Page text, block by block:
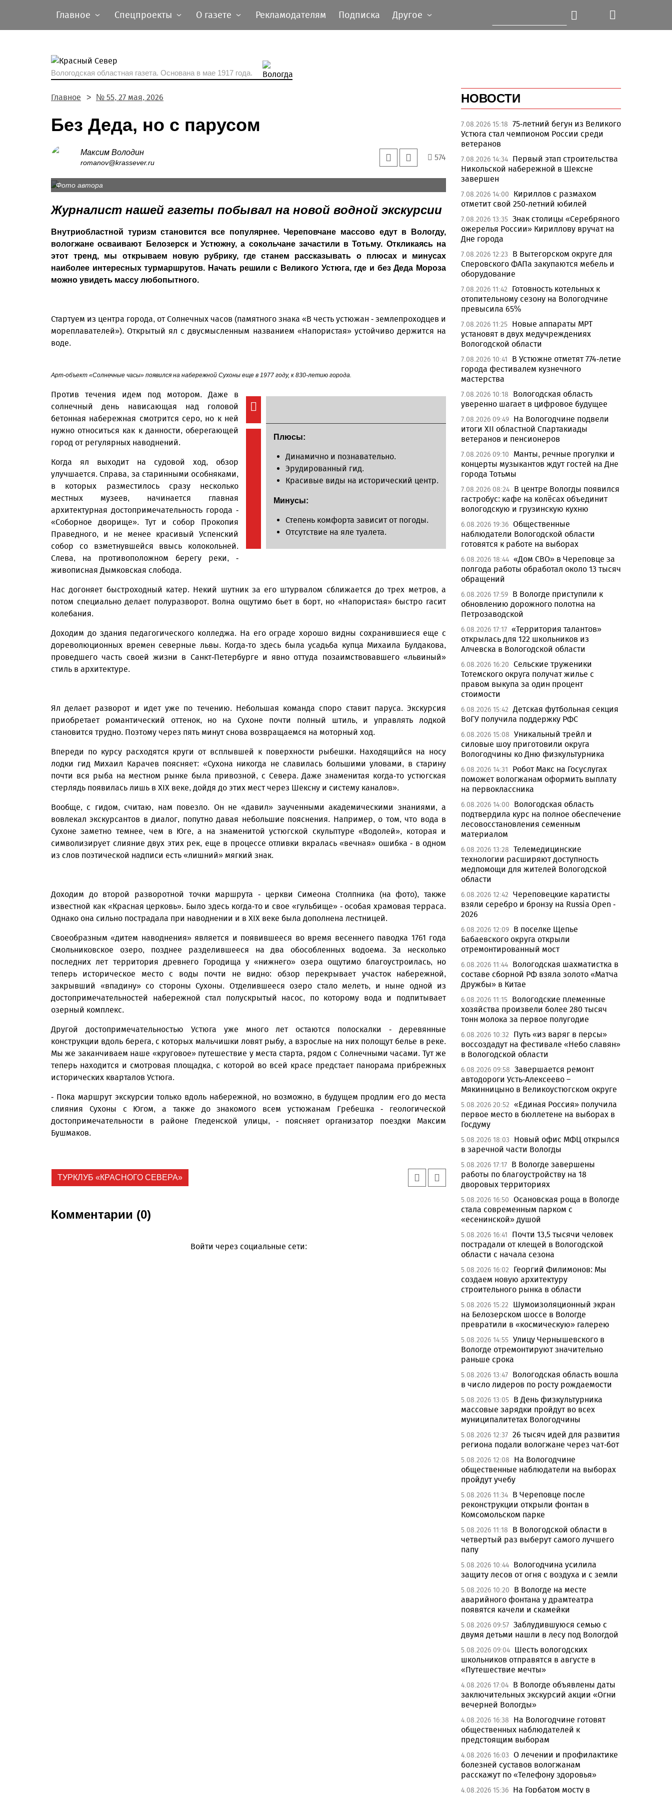
Главное Спецпроекты О газете Рекламодателям Подписка Другое
Вологодская областная газета. Основана в мае 1917 года.
Главное № 55, 27 мая, 2026
Без Деда, но с парусом
Максим Володин
romanov@krassever.ru
574
Фото автора
Журналист нашей газеты побывал на новой водной экскурсии
Внутриобластной туризм становится все популярнее. Череповчане массово едут в Вологду,
вологжане осваивают Белозерск и Устюжну, а сокольчане зачастили в Тотьму. Откликаясь на
этот тренд, мы открываем новую рубрику, где станем рассказывать о плюсах и минусах
наиболее интересных турмаршрутов. Начать решили с Великого Устюга, где и без Деда Мороза
можно увидеть массу любопытного.
Стартуем из центра города, от Солнечных часов (памятного знака «В честь устюжан - землепроходцев и
мореплавателей»). Открытый ял с двусмысленным названием «Напористая» устойчиво держится на
воде.
Арт-объект «Солнечные часы» появился на набережной Сухоны еще в 1977 году, к 830-летию города.
Плюсы:
Динамично и познавательно.
Эрудированный гид.
Красивые виды на исторический центр.
Минусы:
Степень комфорта зависит от погоды.
Отсутствие на яле туалета.
Против течения идем под мотором. Даже в
солнечный день нависающая над головой
бетонная набережная смотрится серо, но к ней
нужно относиться как к данности, оберегающей
город от регулярных наводнений.
Когда ял выходит на судовой ход, обзор
улучшается. Справа, за старинными особняками,
в которых разместилось сразу несколько
местных музеев, начинается главная
архитектурная достопримечательность города -
«Соборное дворище». Тут и собор Прокопия
Праведного, и не менее красивый Успенский
собор со взметнувшейся ввысь колокольней.
Слева, на противоположном берегу реки, -
живописная Дымковская слобода.
Нас догоняет быстроходный катер. Некий шутник за его штурвалом сближается до трех метров, а
потом специально делает полуразворот. Волна ощутимо бьет в борт, но «Напористая» быстро гасит
колебания.
Доходим до здания педагогического колледжа. На его ограде хорошо видны сохранившиеся еще с
дореволюционных времен северные львы. Когда-то здесь была усадьба купца Михаила Булдакова,
проведшего часть своей жизни в Санкт-Петербурге и явно оттуда позаимствовавшего «львиный»
стиль в архитектуре.
Ял делает разворот и идет уже по течению. Небольшая команда споро ставит паруса. Экскурсия
приобретает романтический оттенок, но на Сухоне почти полный штиль, и управлять лодкой
становится трудно. Поэтому через пять минут снова возвращаемся на моторный ход.
Впереди по курсу расходятся круги от всплывшей к поверхности рыбешки. Находящийся на носу
лодки гид Михаил Карачев поясняет: «Сухона никогда не славилась большими уловами, в старину
почти вся рыба на местном рынке была привозной, с Севера. Даже знаменитая когда-то устюгская
стерлядь появилась лишь в XIX веке, дойдя до этих мест через Шексну и систему каналов».
Вообще, с гидом, считаю, нам повезло. Он не «давил» заученными академическими знаниями, а
вовлекал экскурсантов в диалог, попутно давая небольшие пояснения. Например, о том, что вода в
Сухоне заметно темнее, чем в Юге, а на знаменитой устюгской скульптуре «Водолей», которая и
символизирует слияние двух этих рек, еще в процессе отливки вкралась «вечная» ошибка - в одном
из слов поэтической надписи есть «лишний» мягкий знак.
Доходим до второй разворотной точки маршрута - церкви Симеона Столпника (на фото), также
известной как «Красная церковь». Было здесь когда-то и свое «гульбище» - особая храмовая терраса.
Однако она сильно пострадала при наводнении и в XIX веке была дополнена лестницей.
Своеобразным «дитем наводнения» является и появившееся во время весеннего паводка 1761 года
Смольниковское озеро, позднее разделившееся на два обособленных водоема. За несколько
последних лет территория древнего Городища у «нижнего» озера ощутимо благоустроилась, но
теперь историческое место с воды почти не видно: обзор перекрывает участок набережной,
закрывший «впадину» со стороны Сухоны. Отделившееся озеро стало мелеть, и ныне одной из
достопримечательностей набережной стал полускрытый насос, по которому вода и подпитывает
озерный комплекс.
Другой достопримечательностью Устюга уже много лет остаются полоскалки - деревянные
конструкции вдоль берега, с которых мальчишки ловят рыбу, а взрослые на них полощут белье в реке.
Мы же заканчиваем наше «круговое» путешествие у места старта, рядом с Солнечными часами. Тут же
теперь находится и смотровая площадка, с которой во всей красе предстает панорама прибрежных
исторических кварталов Устюга.
- Пока маршрут экскурсии только вдоль набережной, но возможно, в будущем продлим его до места
слияния Сухоны с Югом, а также до знакомого всем устюжанам Гребешка - геологической
достопримечательности в районе Гледенской улицы, - поясняет организатор поездки Максим
Бушмаков.
ТУРКЛУБ «КРАСНОГО СЕВЕРА»
Комментарии (0)
Войти через социальные сети:
НОВОСТИ
7.08.2026 15:18 75-летний бегун из Великого
Устюга стал чемпионом России среди
ветеранов
7.08.2026 14:34 Первый этап строительства
Никольской набережной в Шексне
завершен
7.08.2026 14:00
Кириллов с размахом
отметит свой 250-летний юбилей
7.08.2026 13:35 Знак столицы «Серебряного
ожерелья России» Кириллову вручат на
Дне города
7.08.2026 12:23
В Вытегорском округе для
Сперовского ФАПа закупаются мебель и
оборудование
7.08.2026 11:42
Готовность котельных к
отопительному сезону на Вологодчине
превысила 65%
7.08.2026 11:25 Новые аппараты МРТ
установят в двух медучреждениях
Вологодской области
7.08.2026 10:41
В Устюжне отметят 774-летие
города фестивалем кузнечного
мастерства
7.08.2026 10:18
Вологодская область
уверенно шагает в цифровое будущее
7.08.2026 09:49 На Вологодчине подвели
итоги XII областной Спартакиады
ветеранов и пенсионеров
7.08.2026 09:10
Манты, речные прогулки и
концерты музыкантов ждут гостей на Дне
города Тотьмы
7.08.2026 08:24 В центре Вологды появился
гастробус: кафе на колёсах объединит
вологодскую и грузинскую кухню
6.08.2026 19:36 Общественные
наблюдатели Вологодской области
готовятся к работе на выборах
6.08.2026 18:44 «Дом СВО» в Череповце за
полгода работы обработал около 13 тысяч
обращений
6.08.2026 17:59 В Вологде приступили к
обновлению дорожного полотна на
Петрозаводской
6.08.2026 17:17 «Территория талантов»
открылась для 122 школьников из
Алчевска в Вологодской области
6.08.2026 16:20 Сельские труженики
Тотемского округа получат жилье с
правом выкупа за один процент
стоимости
6.08.2026 15:42 Детская футбольная секция
ВоГУ получила поддержку РФС
6.08.2026 15:08 Уникальный трейл и
силовые шоу приготовили округа
Вологодчины ко Дню физкультурника
6.08.2026 14:31
Робот Макс на Госуслугах
поможет вологжанам оформить выплату
на первоклассника
6.08.2026 14:00
Вологодская область
подтвердила курс на полное обеспечение
лесовосстановления семенным
материалом
6.08.2026 13:28 Телемедицинские
технологии расширяют доступность
медпомощи для жителей Вологодской
области
6.08.2026 12:42 Череповецкие каратисты
взяли серебро и бронзу на Russia Open -
2026
6.08.2026 12:09 В поселке Щепье
Бабаевского округа открыли
отремонтированный мост
6.08.2026 11:44 Вологодская шахматистка в
составе сборной РФ взяла золото «Матча
Дружбы» в Китае
6.08.2026 11:15 Вологодские племенные
хозяйства произвели более 280 тысяч
тонн молока за первое полугодие
6.08.2026 10:32
Путь «из варяг в персы»
воссоздадут на фестивале «Небо славян»
в Вологодской области
6.08.2026 09:58 Завершается ремонт
автодороги Усть-Алексеево –
Мякинницыно в Великоустюгском округе
5.08.2026 20:52 «Единая Россия» получила
первое место в бюллетене на выборах в
Госдуму
5.08.2026 18:03
Новый офис МФЦ открылся
в заречной части Вологды
5.08.2026 17:17 В Вологде завершены
работы по благоустройству на 18
дворовых территориях
5.08.2026 16:50 Осановская роща в Вологде
стала современным парком с
«есенинской» душой
5.08.2026 16:41
Почти 13,5 тысячи человек
пострадали от клещей в Вологодской
области с начала сезона
5.08.2026 16:02
Георгий Филимонов: Мы
создаем новую архитектуру
строительного рынка в области
5.08.2026 15:22
Шумоизоляционный экран
на Белозерском шоссе в Вологде
превратили в «космическую» галерею
5.08.2026 14:55 Улицу Чернышевского в
Вологде отремонтируют значительно
раньше срока
5.08.2026 13:47 Вологодская область вошла
в число лидеров по росту рождаемости
5.08.2026 13:05 В День физкультурника
массовые зарядки пройдут во всех
муниципалитетах Вологодчины
5.08.2026 12:37 26 тысяч идей для развития
региона подали вологжане через чат-бот
5.08.2026 12:08
На Вологодчине
общественные наблюдатели на выборах
пройдут учебу
5.08.2026 11:34 В Череповце после
реконструкции открыли фонтан в
Комсомольском парке
5.08.2026 11:18
В Вологодской области в
четвертый раз выберут самого лучшего
папу
5.08.2026 10:44 Вологодчина усилила
защиту лесов от огня с воздуха и с земли
5.08.2026 10:20
В Вологде на месте
аварийного фонтана у драмтеатра
появятся качели и скамейки
5.08.2026 09:57 Заблудившуюся семью с
двумя детьми нашли в лесу под Вологдой
5.08.2026 09:04 Шесть вологодских
школьников отправятся в августе в
«Путешествие мечты»
4.08.2026 17:04 В Вологде объявлены даты
заключительных экскурсий акции «Огни
вечерней Вологды»
4.08.2026 16:38
На Вологодчине готовят
общественных наблюдателей к
предстоящим выборам
4.08.2026 16:03 О лечении и профилактике
болезней суставов вологжанам
расскажут по «Телефону здоровья»
4.08.2026 15:36 На Горбатом мосту в